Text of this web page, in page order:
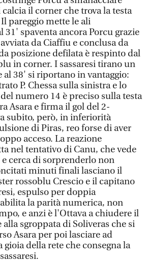
il corner che trova la testa
pareggio mette le ali
31' spaventa ancora Porcu grazie
da Ciaffiu e conclusa da
posizione defilata è respinto dal
in corner. I sassaresi tirano un
al 38' si riportano in vantaggio:
P. Chessa sulla sinistra e lo
numero 14 è preciso sulla testa
Asara e firma il gol del 2-
subito, però, in inferiorità
di Piras, reo forse di aver
acceso. La reazione
nel tentativo di Canu, che vede
cerca di sorprenderlo non
minuti finali lasciano il
rossoblu Crescio e il capitano
espulso per doppia
la parità numerica, non
e anzi è l'Ottava a chiudere il
sgroppata di Soliveras che si
Asara per poi lasciare ad
gioia della rete che consegna la